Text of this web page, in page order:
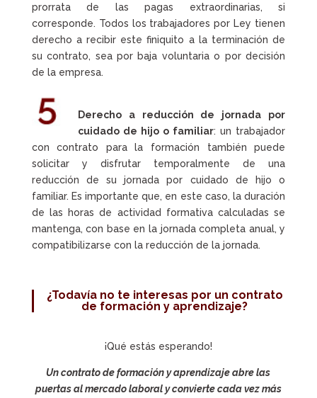
prorrata de las pagas extraordinarias, si
corresponde. Todos los trabajadores por Ley tienen
derecho a recibir este finiquito a la terminación de
su contrato, sea por baja voluntaria o por decisión
de la empresa.
Derecho a reducción de jornada por
cuidado de hijo o familiar: un trabajador
con contrato para la formación también puede
solicitar y disfrutar temporalmente de una
reducción de su jornada por cuidado de hijo o
familiar. Es importante que, en este caso, la duración
de las horas de actividad formativa calculadas se
mantenga, con base en la jornada completa anual, y
compatibilizarse con la reducción de la jornada.
¿Todavía no te interesas por un contrato
de formación y aprendizaje?
¡Qué estás esperando!
Un contrato de formación y aprendizaje abre las
puertas al mercado laboral y convierte cada vez más